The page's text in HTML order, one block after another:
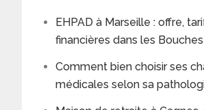
EHPAD à Marseille : offre,
financières dans les
Comment bien choisir ses
médicales selon sa